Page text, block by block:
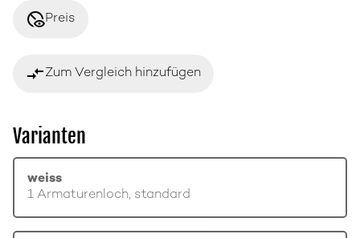
disabled_visiblePreis
compare_arrowsZum Vergleich hinzufügen
Varianten
weiss
1 Armaturenloch, standard